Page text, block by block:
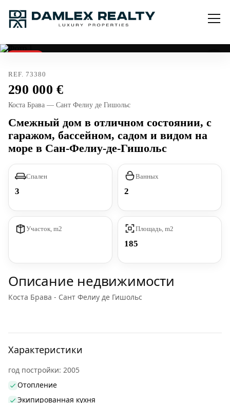
REF. 73380
290 000
Коста Брава — Сант Фелиу де Гишольс
Смежный дом в отличном состоянии, с
гаражом, бассейном, садом и видом на
море в Сан-Фелиу-де-Гишольс
Спален
3
Ванных
2
Участок, m2 Площадь, m2
185
Описание недвижимости
Коста Брава - Сант Фелиу де Гишольс
Характеристики
год постройки: 2005
Отопление
Экипированная кухня